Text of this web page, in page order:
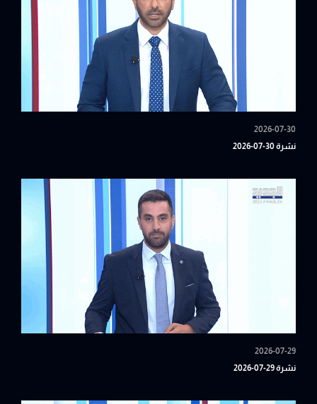
2026-07-30
نشرة 30-07-2026
2026-07-29
نشرة 29-07-2026